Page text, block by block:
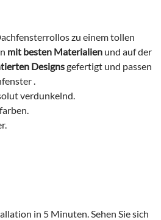
zu einem tollen
mit besten Materialien und auf der
Designsgefertigt und passen
.
verdunkelnd.
in 5 Minuten. Sehen Sie sich